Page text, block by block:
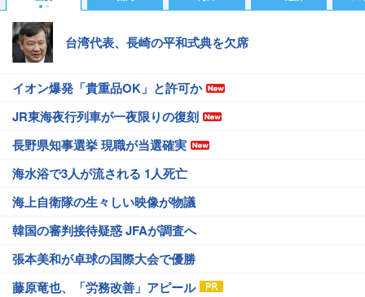
台湾代表、長崎の平和式典を欠席
イオン爆発「貴重品OK」と許可か
JR東海夜行列車が一夜限りの復刻
長野県知事選挙 現職が当選確実
海水浴で3人が流される 1人死亡
海上自衛隊の生々しい映像が物議
韓国の審判接待疑惑 JFAが調査へ
張本美和が卓球の国際大会で優勝
藤原竜也、「労務改善」アピール